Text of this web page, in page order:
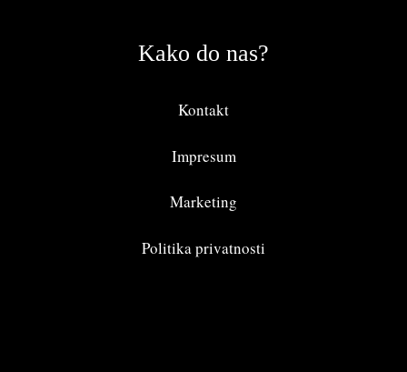
Kako do nas?
Kontakt
Impresum
Marketing
Politika privatnosti